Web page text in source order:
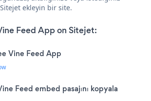
ekleyin bir site.
Feed App on Sitejet:
Vine Feed App
Feed embed pasajını kopyala